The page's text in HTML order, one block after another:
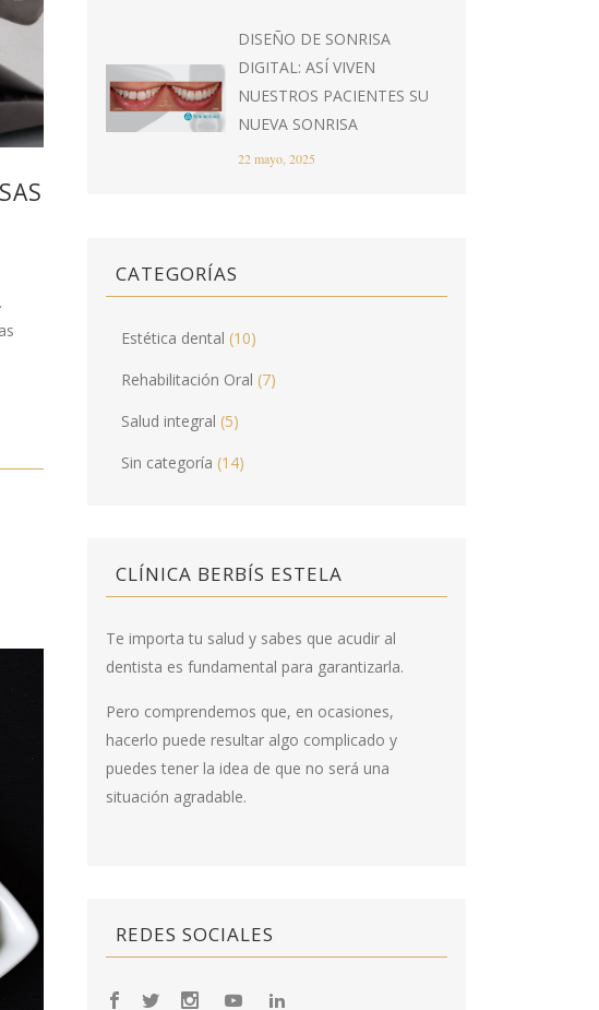
DISEÑO DE SONRISA
DIGITAL: ASÍ VIVEN
NUESTROS PACIENTES SU
NUEVA SONRISA
22 mayo, 2025
CATEGORÍAS
Estética dental (10)
Rehabilitación Oral (7)
Salud integral (5)
Sin categoría (14)
CLÍNICA BERBÍS ESTELA
Te importa tu salud y sabes que acudir al
dentista es fundamental para garantizarla.
Pero comprendemos que, en ocasiones,
hacerlo puede resultar algo complicado y
puedes tener la idea de que no será una
situación agradable.
REDES SOCIALES